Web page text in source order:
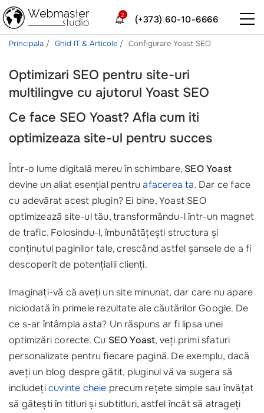
(+373) 60-10-6666
2
Principala Ghid IT & Articole Configurare Yoast SEO
Optimizari SEO pentru site-uri
multilingve cu ajutorul Yoast SEO
Ce face SEO Yoast? Afla cum iti
optimizeaza site-ul pentru succes
Într-o lume digitală mereu în schimbare, SEO Yoast
devine un aliat esențial pentruafacerea ta. Dar ce face
cu adevărat acest plugin? Ei bine, Yoast SEO
optimizează site-ul tău, transformându-l într-un magnet
de trafic. Folosindu-l, îmbunătățești structura și
conținutul paginilor tale, crescând astfel șansele de a fi
descoperit de potențialii clienți.
Imaginați-vă că aveți un site minunat, dar care nu apare
niciodată în primele rezultate ale căutărilor Google. De
ce s-ar întâmpla asta? Un răspuns ar fi lipsa unei
optimizări corecte. Cu SEO Yoast, veți primi sfaturi
personalizate pentru fiecare pagină. De exemplu, dacă
aveți un blog despre gătit, pluginul vă va sugera să
includețicuvinte cheie precum rețete simple sau învățat
să gătești în titluri și subtitluri, astfel încât să atrageți